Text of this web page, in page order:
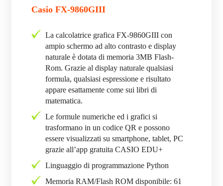
Casio FX-9860GIII
La calcolatrice grafica FX-9860GIII con
ampio schermo ad alto contrasto e display
naturale è dotata di memoria 3MB Flash-
Rom. Grazie al display naturale qualsiasi
formula, qualsiasi espressione e risultato
appare esattamente come sui libri di
matematica.
Le formule numeriche ed i grafici si
trasformano in un codice QR e possono
essere visualizzati su smartphone, tablet, PC
grazie all’app gratuita CASIO EDU+
Linguaggio di programmazione Python
Memoria RAM/Flash ROM disponibile: 61